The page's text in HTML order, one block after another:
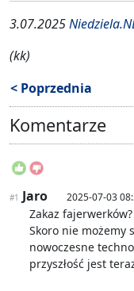
3.07.2025
(kk)
< Poprzednia
Komentarze
#1 Jaro 2025-07-03
Zakaz
Skoro nie możemy
nowoczesne
przyszłość jest